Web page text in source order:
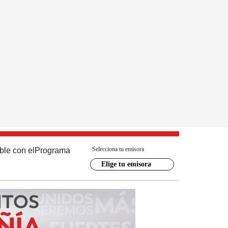
con el Programa Selecciona tu emisora
Elige tu emisora